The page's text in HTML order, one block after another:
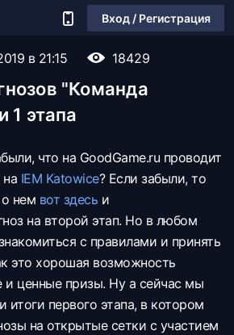
Вход / Регистрация
в 21:15 18429
"Команда
1 этапа
что на GoodGame.ru проводит
на IEM Katowice? Если забыли, то
нем вот здесь и
на второй этап. Но в любом
с правилами и принять
это хорошая возможность
и ценные призы. Ну а сейчас мы
итоги первого этапа, в котором
на открытые сетки с участием